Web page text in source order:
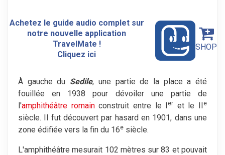
Achetez le guide audio complet sur
notre nouvelle application
TravelMate !
Cliquez ici
SHOP
À gauche du Sedile, une partie de la place a été
fouillée en 1938 pour dévoiler une partie de
l'amphithéâtre romainconstruit entre le Ier et le IIe
siècle. Il fut découvert par hasard en 1901, dans une
zone édifiée vers la fin du 16e siècle.
L'amphithéâtre mesurait 102 mètres sur 83 et pouvait